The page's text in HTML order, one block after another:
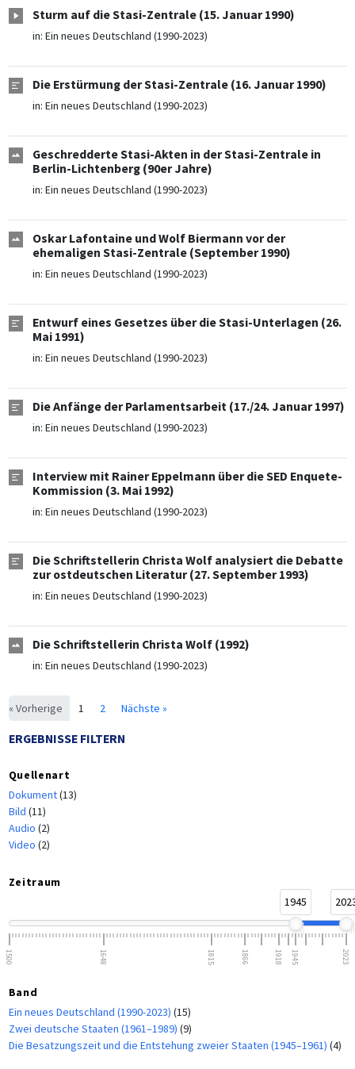
Sturm auf die Stasi-Zentrale (15. Januar 1990)
in: Ein neues Deutschland (1990-2023)
Die Erstürmung der Stasi-Zentrale (16. Januar 1990)
in: Ein neues Deutschland (1990-2023)
Geschredderte Stasi-Akten in der Stasi-Zentrale in
Berlin-Lichtenberg (90er Jahre)
in: Ein neues Deutschland (1990-2023)
Oskar Lafontaine und Wolf Biermann vor der
ehemaligen Stasi-Zentrale (September 1990)
in: Ein neues Deutschland (1990-2023)
Entwurf eines Gesetzes über die Stasi-Unterlagen (26.
Mai 1991)
in: Ein neues Deutschland (1990-2023)
Die Anfänge der Parlamentsarbeit (17./24. Januar 1997)
in: Ein neues Deutschland (1990-2023)
Interview mit Rainer Eppelmann über die SED Enquete-
Kommission (3. Mai 1992)
in: Ein neues Deutschland (1990-2023)
Die Schriftstellerin Christa Wolf analysiert die Debatte
zur ostdeutschen Literatur (27. September 1993)
in: Ein neues Deutschland (1990-2023)
Die Schriftstellerin Christa Wolf (1992)
in: Ein neues Deutschland (1990-2023)
« Vorherige 1 2 Nächste »
ERGEBNISSE FILTERN
Quellenart
Dokument(13)
Bild (11)
Audio (2)
Video (2)
Zeitraum
1945
1500 1648 1815 1866 1918 1945 2023
Band
Ein neues Deutschland (1990-2023) (15)
Zwei deutsche Staaten (1961–1989) (9)
Die Besatzungszeit und die Entstehung zweier Staaten (1945–1961) (4)